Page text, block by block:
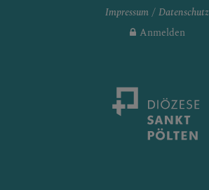
Impressum
Datenschutz
Anmelden